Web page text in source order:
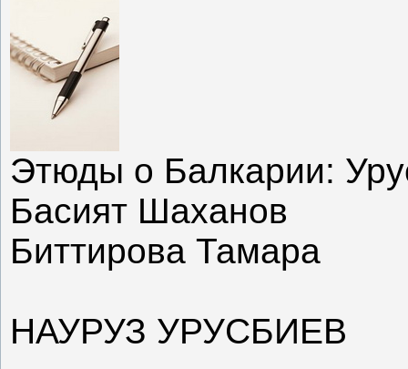
Этюды о Балкарии:
Басият Шаханов
Биттирова Тамара
НАУРУЗ УРУСБИЕВ